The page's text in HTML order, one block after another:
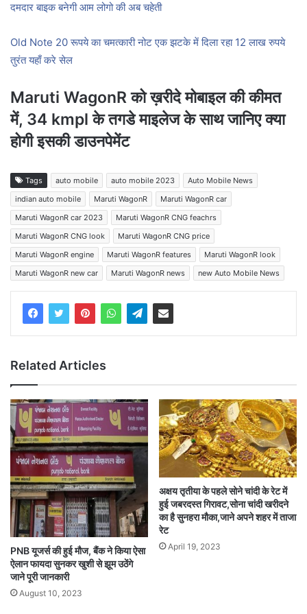
दमदार बाइक बनेगी आम लोगो की अब चहेती
Old Note 20 रूपये का चमत्कारी नोट एक झटके में दिला रहा 12 लाख रुपये
तुरंत यहाँ करे सेल
Maruti WagonR को ख़रीदे मोबाइल की कीमत
में, 34 kmpl के तगडे माइलेज के साथ जानिए क्या
होगी इसकी डाउनपेमेंट
Tags auto mobile auto mobile 2023
Auto Mobile News
indian auto mobile
Maruti WagonR
Maruti WagonR car
Maruti WagonR car 2023
Maruti WagonR CNG feachrs
Maruti WagonR CNG look
Maruti WagonR CNG price
Maruti WagonR engine
Maruti WagonR features
Maruti WagonR look
Maruti WagonR new car
Maruti WagonR news new Auto Mobile News
Related Articles
PNB यूजर्स की हुई मौज, बैंक ने किया ऐसा
ऐलान फायदा सुनकर खुशी से झूम उठेंगे
जाने पूरी जानकारी
August 10, 2023
अक्षय तृतीया के पहले सोने चांदी के रेट में
हुई जबरदस्त गिरावट,सोना चांदी खरीदने
का है सुनहरा मौका,जाने अपने शहर में ताजा
रेट
April 19, 2023